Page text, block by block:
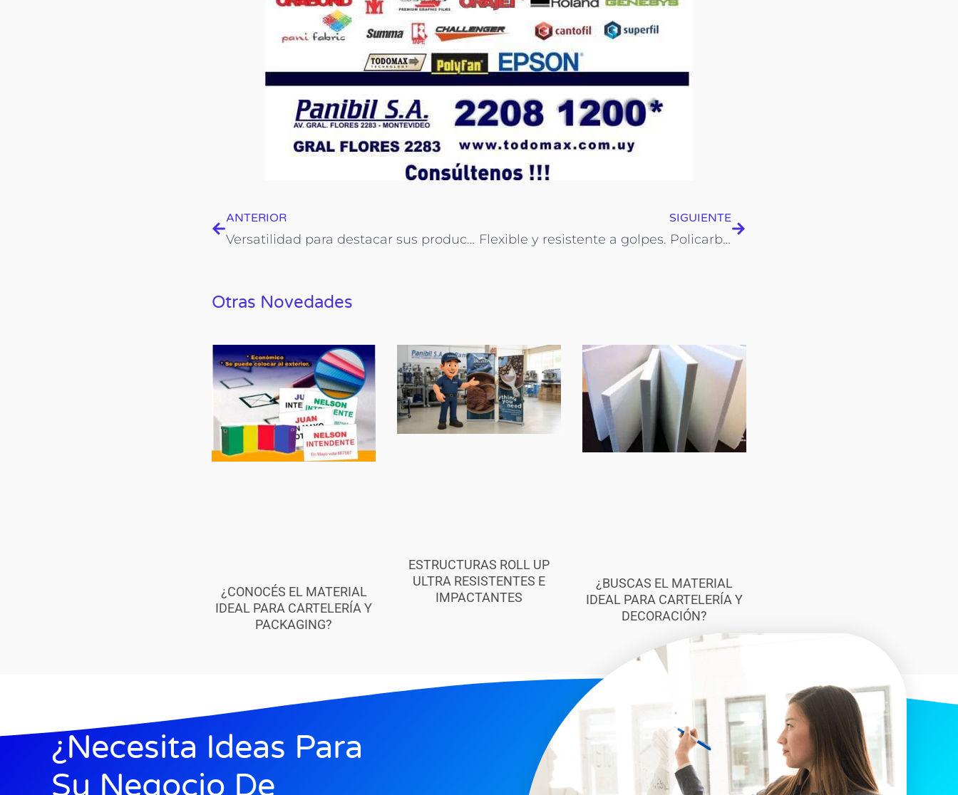
Prev
ANTERIOR
Versatilidad para destacar sus productos! Acrílico Cristal
SIGUIENTE
Flexible y resistente a golpes. Policarbonato compacto!
Next
Otras Novedades
¿CONOCÉS EL MATERIAL
IDEAL PARA CARTELERÍA Y
PACKAGING?
ESTRUCTURAS ROLL UP
ULTRA RESISTENTES E
IMPACTANTES
¿BUSCAS EL MATERIAL
IDEAL PARA CARTELERÍA Y
DECORACIÓN?
¿Necesita Ideas Para
Su Negocio De